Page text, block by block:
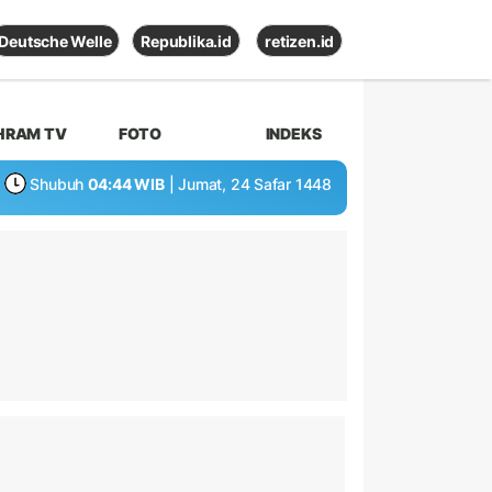
Deutsche Welle Republika.id retizen.id
TV FOTO INDEKS
Shubuh 04:44 WIB | Jumat, 24 Safar 1448